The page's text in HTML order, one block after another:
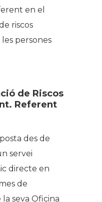
en el
riscos
les persones
de Riscos
Referent
des de
servei
directe en
de
seva Oficina